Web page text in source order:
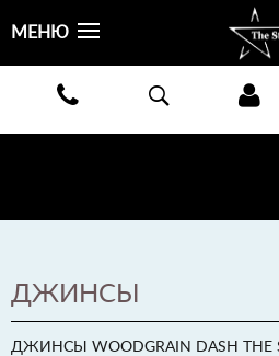
БЕСПЛАТНАЯ ДОСТАВКА КУРЬЕРОМ ИЛИ ПОЧТОЙ ПО
МЕНЮ
ДЖИНСЫ
ДЖИНСЫ WOODGRAIN DASH THE